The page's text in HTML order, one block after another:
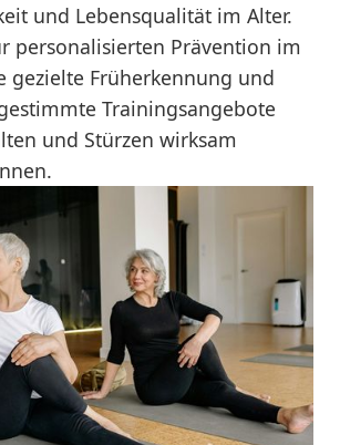
und Lebensqualität im Alter.
personalisierten Prävention im
gezielte Früherkennung und
Trainingsangebote
und Stürzen wirksam